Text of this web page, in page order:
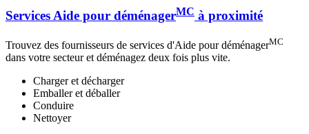
Services Aide pour déménagerMC à proximité
Trouvez des fournisseurs de services d'Aide pour déménagerMC
dans votre secteur et déménagez deux fois plus vite.
Charger et décharger
Emballer et déballer
Conduire
Nettoyer